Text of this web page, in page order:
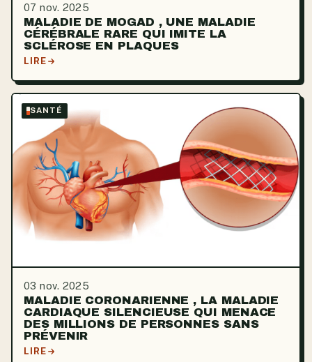
07 nov. 2025
MALADIE DE MOGAD , UNE MALADIE
CÉRÉBRALE RARE QUI IMITE LA
SCLÉROSE EN PLAQUES
LIRE
SANTÉ
03 nov. 2025
MALADIE CORONARIENNE , LA MALADIE
CARDIAQUE SILENCIEUSE QUI MENACE
DES MILLIONS DE PERSONNES SANS
PRÉVENIR
LIRE